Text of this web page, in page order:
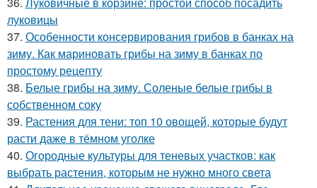
луковицы
37. Особенности консервирования грибов в банках на
зиму. Как мариновать грибы на зиму в банках по
простому рецепту
38. Белые грибы на зиму. Соленые белые грибы в
собственном соку
39. Растения для тени: топ 10 овощей, которые будут
расти даже в тёмном уголке
40. Огородные культуры для теневых участков: как
выбрать растения, которым не нужно много света